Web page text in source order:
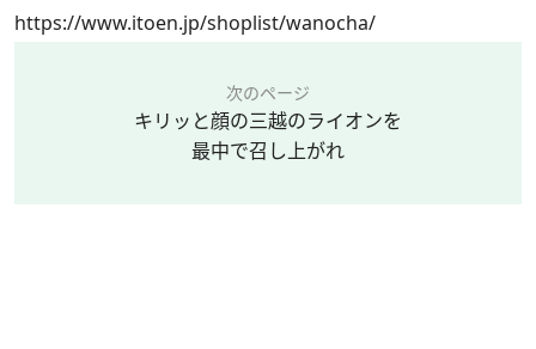
https://www.itoen.jp/shoplist/wanocha/
次のページ
キリッと顔の三越のライオンを
最中で召し上がれ